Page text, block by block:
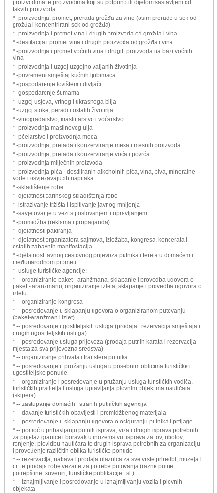
proizvodima te proizvodima koji su potpuno ili dijelom sastavljeni od
takvih proizvoda
* -proizvodnja, promet, prerada grožđa za vino (osim prerade u sok od
grožđa i koncentrirani sok od grožđa)
* -proizvodnja i promet vina i drugih proizvoda od grožđa i vina
* -destilacija i promet vina i drugih proizvoda od grožđa i vina
* -proizvodnja i promet voćnih vina i drugih proizvoda na bazi voćnih
vina
* -proizvodnja i uzgoj uzgojno valjanih životinja
* -privremeni smještaj kućnih ljubimaca
* -gospodarenje lovištem i divljači
* -gospodarenje šumama
* -uzgoj usjeva, vrtnog i ukrasnoga bilja
* -uzgoj stoke, peradi i ostalih životinja
* -vinogradarstvo, maslinarstvo i voćarstvo
* -proizvodnja maslinovog ulja
* -pčelarstvo i proizvodnja meda
* -proizvodnja, prerada i konzerviranje mesa i mesnih proizvoda
* -proizvodnja, prerada i konzerviranje voća i povrća
* -proizvodnja mliječnih proizvoda
* -proizvodnja pića - destiliranih alkoholnih pića, vina, piva, mineralne
vode i osvježavajućih napitaka
* -skladištenje robe
* -djelatnost carinskog skladištenja robe
* -istraživanje tržišta i ispitivanje javnog mnijenja
* -savjetovanje u vezi s poslovanjem i upravljanjem
* -promidžba (reklama i propaganda)
* -djelatnosti pakiranja
* -djelatnost organizatora sajmova, izložaba, kongresa, koncerata i
ostalih zabavnih manifestacija
* -djelatnost javnog cestovnog prijevoza putnika i tereta u domaćem i
međunarodnom prometu
* -usluge turističke agencije:
* -- organiziranje paket - aranžmana, sklapanje i provedba ugovora o
paket - aranžmanu, organiziranje izleta, sklapanje i provedba ugovora o
izletu
* -- organiziranje kongresa
* -- posredovanje u sklapanju ugovora o organiziranom putovanju
(paket-aranžman i izlet)
* -- posredovanje ugostiteljskih usluga (prodaja i rezervacija smještaja i
drugih ugostiteljskih usluga)
* -- posredovanje usluga prijevoza (prodaja putnih karata i rezervacija
mjesta za sva prijevozna sredstva)
* -- organiziranje prihvata i transfera putnika
* -- posredovanje u pružanju usluga u posebnim oblicima turističke i
ugostiteljske ponude
* -- organiziranje i posredovanje u pružanju usluga turističkih vodiča,
turističkih pratitelja i usluga upravljanja plovnim objektima nautičara
(skipera)
* -- zastupanje domaćih i stranih putničkih agencija
* -- davanje turističkih obavijesti i promidžbenog materijala
* -- posredovanje u sklapanju ugovora o osiguranju putnika i prtljage
* -- pomoć u pribavljanju putnih isprava, viza i drugih isprava potrebnih
za prijelaz granice i boravak u inozemstvu, isprava za lov, ribolov,
ronjenje, plovidbu nautičara te drugih isprava potrebnih za organizaciju
i provođenje različitih oblika turističke ponude
* -- rezervacija, nabava i prodaja ulaznica za sve vrste priredbi, muzeja i
dr. te prodaja robe vezane za potrebe putovanja (razne putne
potrepštine, suveniri, turističke publikacije i sl.)
* -- iznajmljivanje i posredovanje u iznajmljivanju vozila i plovnih
objekata